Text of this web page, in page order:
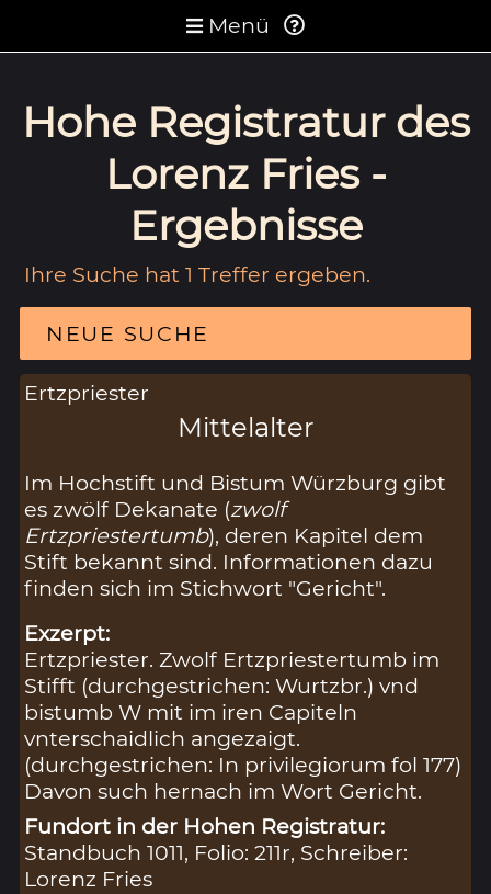
Menü
Hohe Registratur des
Lorenz Fries -
Ergebnisse
Ihre Suche hat 1 Treffer ergeben.
NEUE SUCHE
Ertzpriester
Mittelalter
Im Hochstift und Bistum Würzburg gibt
es zwölf Dekanate (zwolf
Ertzpriestertumb), deren Kapitel dem
Stift bekannt sind. Informationen dazu
finden sich im Stichwort "Gericht".
Exzerpt:
Ertzpriester. Zwolf Ertzpriestertumb im
Stifft (durchgestrichen: Wurtzbr.) vnd
bistumb W mit im iren Capiteln
vnterschaidlich angezaigt.
(durchgestrichen: In privilegiorum fol 177)
Davon such hernach im Wort Gericht.
Fundort in der Hohen Registratur:
Standbuch 1011, Folio: 211r, Schreiber:
Lorenz Fries